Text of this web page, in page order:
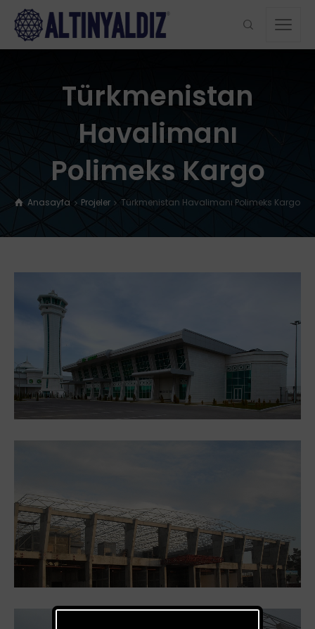
Türkmenistan
Havalimanı
Polimeks Kargo
Anasayfa Projeler Türkmenistan Havalimanı Polimeks Kargo